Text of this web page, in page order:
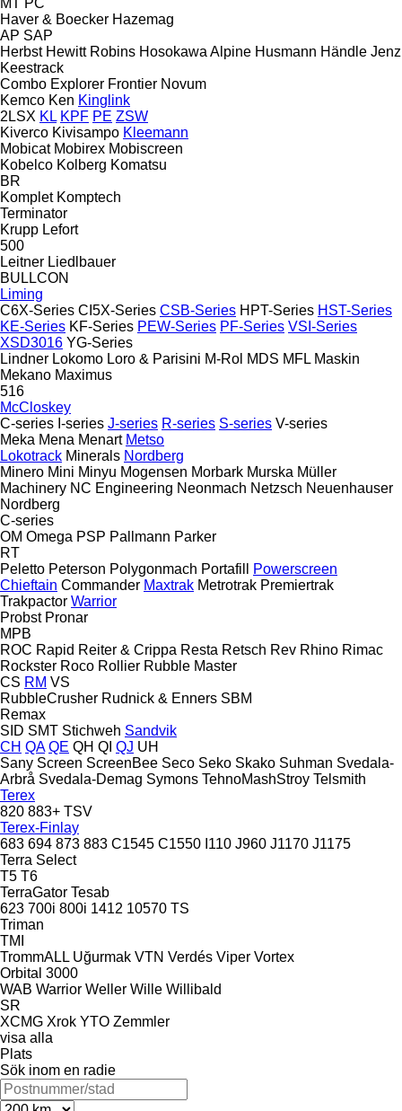
Haver & Boecker Hazemag
AP SAP
Herbst Hewitt Robins Hosokawa Alpine Husmann Händle Jenz
Keestrack
Combo Explorer Frontier Novum
Kemco Ken Kinglink
2LSX KL KPF PE ZSW
Kiverco Kivisampo Kleemann
Mobicat Mobirex Mobiscreen
Kobelco Kolberg Komatsu
BR
Komplet Komptech
Terminator
Krupp Lefort
500
Leitner Liedlbauer
BULLCON
Liming
C6X-Series CI5X-Series CSB-Series HPT-Series HST-Series
KE-Series KF-Series PEW-Series PF-Series VSI-Series
XSD3016 YG-Series
Lindner Lokomo Loro & Parisini M-Rol MDS MFL Maskin
Mekano Maximus
516
McCloskey
C-series I-series J-series R-series S-series V-series
Meka Mena Menart Metso
Lokotrack Minerals Nordberg
Minero Mini Minyu Mogensen Morbark Murska Müller
Machinery NC Engineering Neonmach Netzsch Neuenhauser
Nordberg
C-series
OM Omega PSP Pallmann Parker
RT
Peletto Peterson Polygonmach Portafill
Powerscreen
Chieftain Commander Maxtrak Metrotrak Premiertrak
Trakpactor Warrior
Probst Pronar
MPB
ROC Rapid Reiter & Crippa Resta Retsch Rev Rhino Rimac
Rockster Roco Rollier Rubble Master
CS RM VS
RubbleCrusher Rudnick & Enners SBM
Remax
SID SMT Stichweh Sandvik
CH QA QE QH QI QJ UH
Sany Screen ScreenBee Seco Seko Skako Suhman Svedala-
Arbrå Svedala-Demag Symons TehnoMashStroy Telsmith
Terex
820 883+ TSV
Terex-Finlay
683 694 873 883 C1545 C1550 I110 J960 J1170 J1175
Terra Select
T5 T6
TerraGator Tesab
623 700i 800i 1412 10570 TS
Triman
TMI
TrommALL Uğurmak VTN Verdés Viper Vortex
Orbital 3000
WAB Warrior Weller Wille Willibald
SR
XCMG Xrok YTO Zemmler
visa alla
Plats
Sök inom en radie